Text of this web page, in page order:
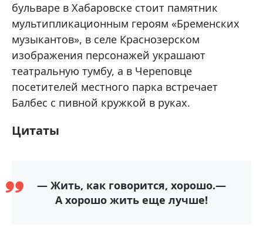
бульваре в Хабаровске стоит памятник
мультипликационным героям «Бременских
музыкантов», в селе Краснозерском
изображения персонажей украшают
театральную тумбу, а в Череповце
посетителей местного парка встречает
Балбес с пивной кружкой в руках.
Цитаты
— Жить, как говорится, хорошо.—
А хорошо жить еще лучше!